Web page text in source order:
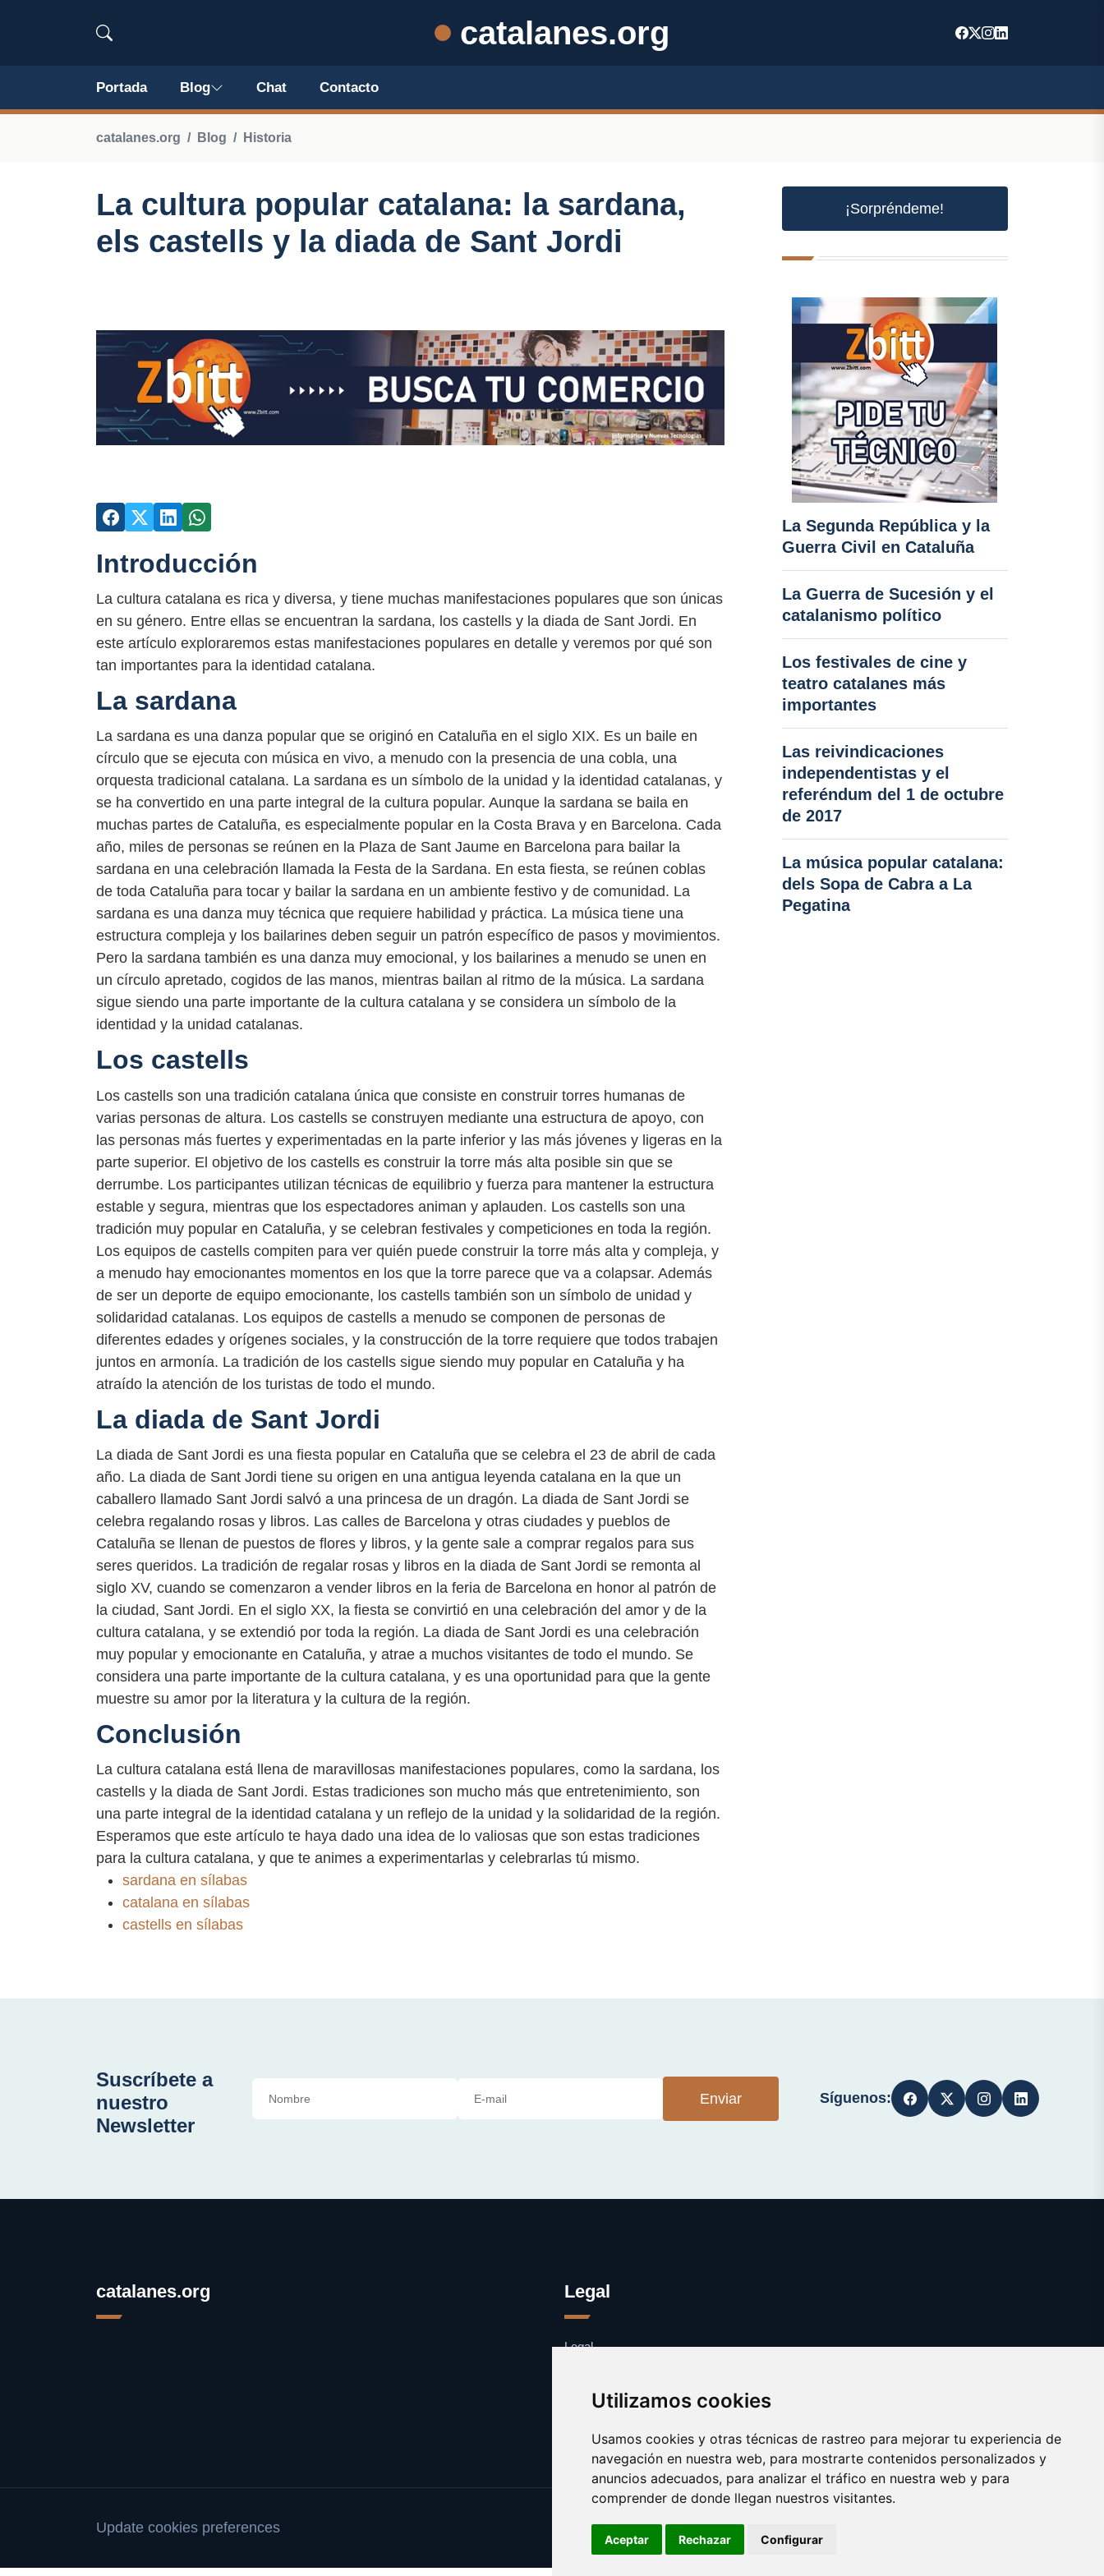
Utilizamos cookies
Usamos cookies y otras técnicas de rastreo para mejorar tu experiencia de
navegación en nuestra web, para mostrarte contenidos personalizados y
anuncios adecuados, para analizar el tráfico en nuestra web y para
comprender de donde llegan nuestros visitantes.
Aceptar Rechazar Configurar
catalanes.org
Portada Blog Chat Contacto
catalanes.org Blog Historia
La cultura popular catalana: la sardana,
els castells y la diada de Sant Jordi
Introducción
La cultura catalana es rica y diversa, y tiene muchas manifestaciones populares que son únicas
en su género. Entre ellas se encuentran la sardana, los castells y la diada de Sant Jordi. En
este artículo exploraremos estas manifestaciones populares en detalle y veremos por qué son
tan importantes para la identidad catalana.
La sardana
La sardana es una danza popular que se originó en Cataluña en el siglo XIX. Es un baile en
círculo que se ejecuta con música en vivo, a menudo con la presencia de una cobla, una
orquesta tradicional catalana. La sardana es un símbolo de la unidad y la identidad catalanas, y
se ha convertido en una parte integral de la cultura popular. Aunque la sardana se baila en
muchas partes de Cataluña, es especialmente popular en la Costa Brava y en Barcelona. Cada
año, miles de personas se reúnen en la Plaza de Sant Jaume en Barcelona para bailar la
sardana en una celebración llamada la Festa de la Sardana. En esta fiesta, se reúnen coblas
de toda Cataluña para tocar y bailar la sardana en un ambiente festivo y de comunidad. La
sardana es una danza muy técnica que requiere habilidad y práctica. La música tiene una
estructura compleja y los bailarines deben seguir un patrón específico de pasos y movimientos.
Pero la sardana también es una danza muy emocional, y los bailarines a menudo se unen en
un círculo apretado, cogidos de las manos, mientras bailan al ritmo de la música. La sardana
sigue siendo una parte importante de la cultura catalana y se considera un símbolo de la
identidad y la unidad catalanas.
Los castells
Los castells son una tradición catalana única que consiste en construir torres humanas de
varias personas de altura. Los castells se construyen mediante una estructura de apoyo, con
las personas más fuertes y experimentadas en la parte inferior y las más jóvenes y ligeras en la
parte superior. El objetivo de los castells es construir la torre más alta posible sin que se
derrumbe. Los participantes utilizan técnicas de equilibrio y fuerza para mantener la estructura
estable y segura, mientras que los espectadores animan y aplauden. Los castells son una
tradición muy popular en Cataluña, y se celebran festivales y competiciones en toda la región.
Los equipos de castells compiten para ver quién puede construir la torre más alta y compleja, y
a menudo hay emocionantes momentos en los que la torre parece que va a colapsar. Además
de ser un deporte de equipo emocionante, los castells también son un símbolo de unidad y
solidaridad catalanas. Los equipos de castells a menudo se componen de personas de
diferentes edades y orígenes sociales, y la construcción de la torre requiere que todos trabajen
juntos en armonía. La tradición de los castells sigue siendo muy popular en Cataluña y ha
atraído la atención de los turistas de todo el mundo.
La diada de Sant Jordi
La diada de Sant Jordi es una fiesta popular en Cataluña que se celebra el 23 de abril de cada
año. La diada de Sant Jordi tiene su origen en una antigua leyenda catalana en la que un
caballero llamado Sant Jordi salvó a una princesa de un dragón. La diada de Sant Jordi se
celebra regalando rosas y libros. Las calles de Barcelona y otras ciudades y pueblos de
Cataluña se llenan de puestos de flores y libros, y la gente sale a comprar regalos para sus
seres queridos. La tradición de regalar rosas y libros en la diada de Sant Jordi se remonta al
siglo XV, cuando se comenzaron a vender libros en la feria de Barcelona en honor al patrón de
la ciudad, Sant Jordi. En el siglo XX, la fiesta se convirtió en una celebración del amor y de la
cultura catalana, y se extendió por toda la región. La diada de Sant Jordi es una celebración
muy popular y emocionante en Cataluña, y atrae a muchos visitantes de todo el mundo. Se
considera una parte importante de la cultura catalana, y es una oportunidad para que la gente
muestre su amor por la literatura y la cultura de la región.
Conclusión
La cultura catalana está llena de maravillosas manifestaciones populares, como la sardana, los
castells y la diada de Sant Jordi. Estas tradiciones son mucho más que entretenimiento, son
una parte integral de la identidad catalana y un reflejo de la unidad y la solidaridad de la región.
Esperamos que este artículo te haya dado una idea de lo valiosas que son estas tradiciones
para la cultura catalana, y que te animes a experimentarlas y celebrarlas tú mismo.
sardana en sílabas
catalana en sílabas
castells en sílabas
¡Sorpréndeme!
La Segunda República y la
Guerra Civil en Cataluña
La Guerra de Sucesión y el
catalanismo político
Los festivales de cine y
teatro catalanes más
importantes
Las reivindicaciones
independentistas y el
referéndum del 1 de octubre
de 2017
La música popular catalana:
dels Sopa de Cabra a La
Pegatina
Suscríbete a
nuestro
Newsletter
Enviar Síguenos:
catalanes.org Legal
Legal
Contacto
Update cookies preferences